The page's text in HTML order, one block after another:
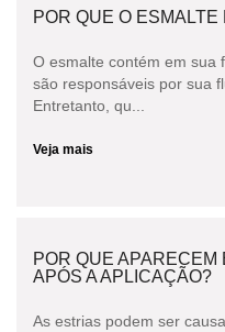
POR QUE O ESMALTE
O esmalte contém em sua
são responsáveis por sua
Entretanto, qu...
Veja mais
POR QUE
APÓS A APLICAÇÃO?
As estrias podem ser